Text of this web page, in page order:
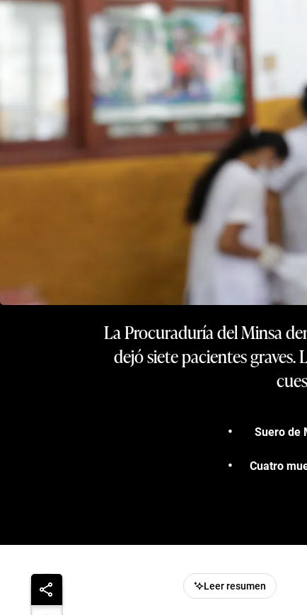
La Procuraduría del Minsa
dejó siete pacientes
Suero de
Cuatro
Leer resumen